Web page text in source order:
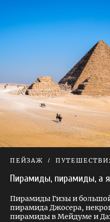
ПЕЙЗАЖ
Пирамиды, пирамиды, а
Пирамиды Гизы и
пирамида Джосера,
пирамиды в Мейдуме и